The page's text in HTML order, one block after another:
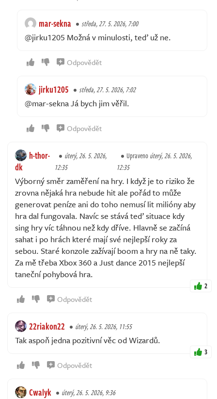
mar-sekna středa, 27. 5. 2026, 7:00
@jirku1205 Možná v minulosti, teď už ne.
Odpovědět
jirku1205 středa, 27. 5. 2026, 7:02
@mar-sekna Já bych jim věřil.
Odpovědět
h-thor-
dk
úterý, 26. 5. 2026,
12:35
Upravenoúterý, 26. 5. 2026,
12:35
Výborný směr zaměření na hry. I když je to riziko že
zrovna nějaká hra nebude hit ale pořád to může
generovat peníze ani do toho nemusí lit milióny aby
hra dal fungovala. Navíc se stává teď situace kdy
sing hry víc táhnou než kdy dříve. Hlavně se začíná
sahat i po hrách které mají své nejlepší roky za
sebou. Staré konzole zažívají boom a hry na ně taky.
Za mě třeba Xbox 360 a Just dance 2015 nejlepší
taneční pohybová hra.
2
Odpovědět
22riakon22 úterý, 26. 5. 2026, 11:55
Tak aspoň jedna pozitivní věc od Wizardů.
3
Odpovědět
Cwalyk úterý, 26. 5. 2026, 9:36